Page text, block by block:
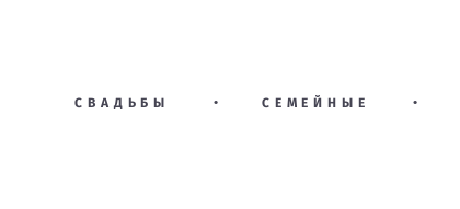
СВАДЬБЫ • СЕМЕЙНЫЕ •